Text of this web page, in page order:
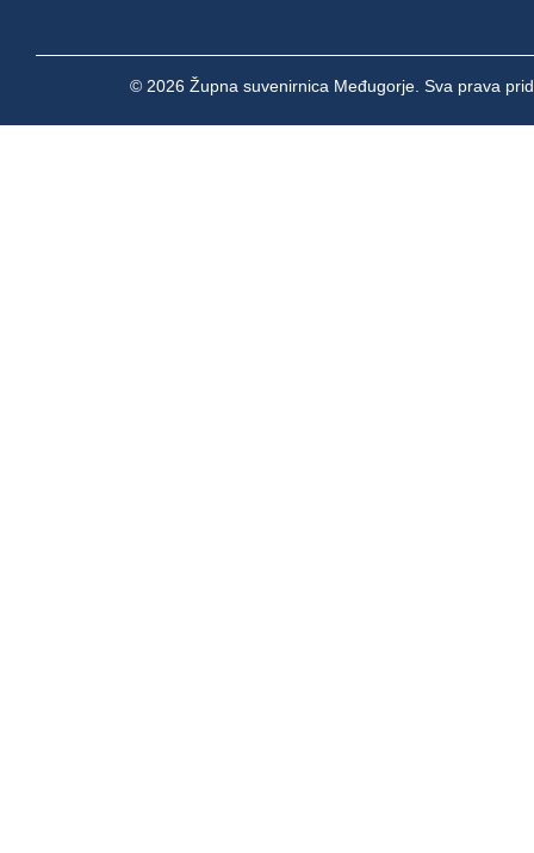
© 2026 Župna suvenirnica Međugorje. Sva prava